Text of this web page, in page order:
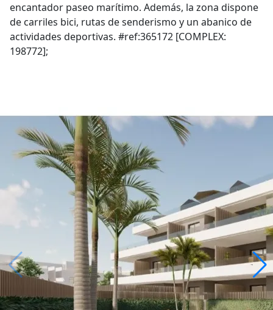
encantador paseo marítimo. Además, la zona dispone
de carriles bici, rutas de senderismo y un abanico de
actividades deportivas. #ref:365172 [COMPLEX:
198772];